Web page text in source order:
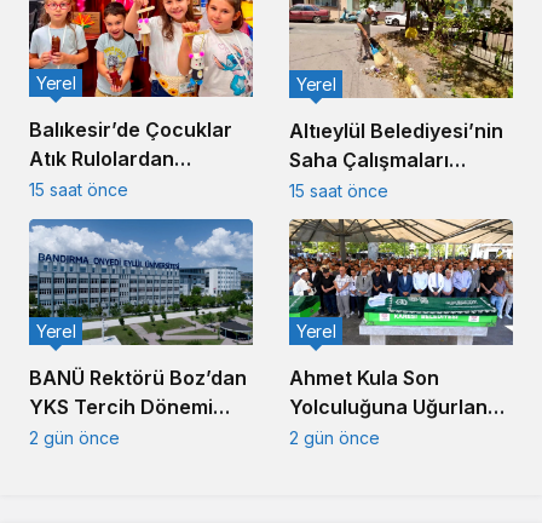
Balıkesir’de Çocuklar
Atık Rulolardan
Rengârenk Kukla Yaptı
Yerel
15 saat önce
Altıeylül Belediyesi’nin
Saha Çalışmaları
Kesintisiz Sürüyor
Yerel
15 saat önce
BANÜ Rektörü Boz’dan
YKS Tercih Dönemi
Mesajı
Yerel
2 gün önce
Ahmet Kula Son
Yolculuğuna Uğurlandı:
Balıkesir’in Duayen
Yerel
2 gün önce